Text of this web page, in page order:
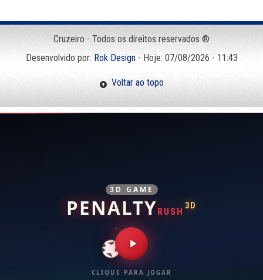
Cruzeiro - Todos os direitos reservados ®
Desenvolvido por: Rok Design- Hoje: 07/08/2026 - 11:43
Voltar ao topo
3D GAME
PENALTYRUSH
3D
CLIQUE PARA JOGAR